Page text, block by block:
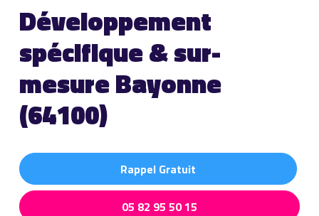
Développement
spécifique & sur-
mesure Bayonne
(64100)
Rappel Gratuit
05 82 95 50 15